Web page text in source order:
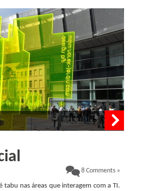
8 Comments »
tabu nas áreas que interagem com a TI.